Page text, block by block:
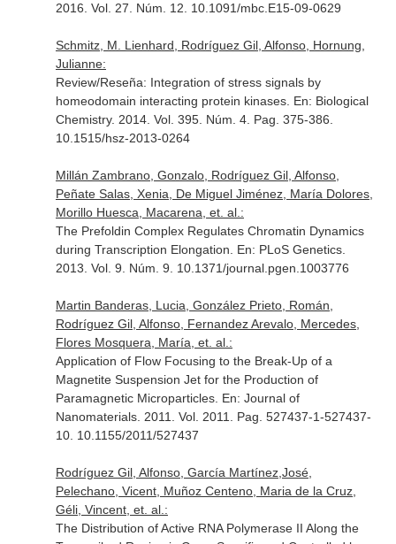
2016. Vol. 27. Núm. 12. 10.1091/mbc.E15-09-0629
Schmitz, M. Lienhard, Rodríguez Gil, Alfonso, Hornung,
Julianne:
Review/Reseña: Integration of stress signals by
homeodomain interacting protein kinases. En: Biological
Chemistry. 2014. Vol. 395. Núm. 4. Pag. 375-386.
10.1515/hsz-2013-0264
Millán Zambrano, Gonzalo, Rodríguez Gil, Alfonso,
Peñate Salas, Xenia, De Miguel Jiménez, María Dolores,
Morillo Huesca, Macarena, et. al.:
The Prefoldin Complex Regulates Chromatin Dynamics
during Transcription Elongation. En: PLoS Genetics.
2013. Vol. 9. Núm. 9. 10.1371/journal.pgen.1003776
Martin Banderas, Lucia, González Prieto, Román,
Rodríguez Gil, Alfonso, Fernandez Arevalo, Mercedes,
Flores Mosquera, María, et. al.:
Application of Flow Focusing to the Break-Up of a
Magnetite Suspension Jet for the Production of
Paramagnetic Microparticles. En: Journal of
Nanomaterials. 2011. Vol. 2011. Pag. 527437-1-527437-
10. 10.1155/2011/527437
Rodríguez Gil, Alfonso, García Martínez,José,
Pelechano, Vicent, Muñoz Centeno, Maria de la Cruz,
Géli, Vincent, et. al.:
The Distribution of Active RNA Polymerase II Along the